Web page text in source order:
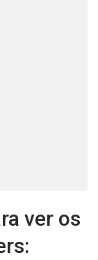
ver os